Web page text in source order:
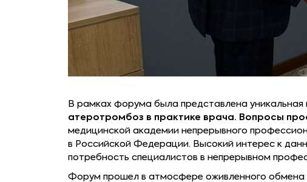
В рамках форума была представлена
атеротромбоз в практике врача. Вопросы
медицинской академии непрерывного
в Российской Федерации. Высокий интерес к
потребность специалистов в непрерывном
Форум прошел в атмосфере оживленного